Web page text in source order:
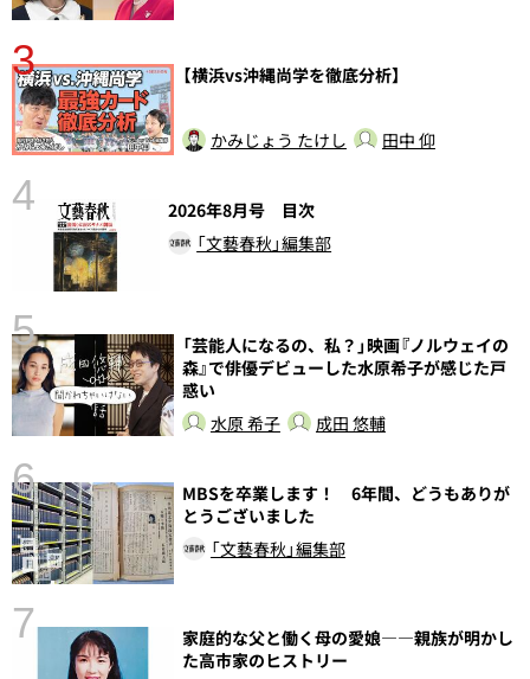
3 【横浜vs沖縄尚学を徹底分析】
かみじょう たけし 田中 仰
4
2026年8月号 目次
「文藝春秋」編集部
5
「芸能人になるの、私？」映画『ノルウェイの
森』で俳優デビューした水原希子が感じた戸
惑い
水原 希子
成田 悠輔
6
MBSを卒業します！ 6年間、どうもありが
とうございました
「文藝春秋」編集部
7
家庭的な父と働く母の愛娘――親族が明かし
た高市家のヒストリー